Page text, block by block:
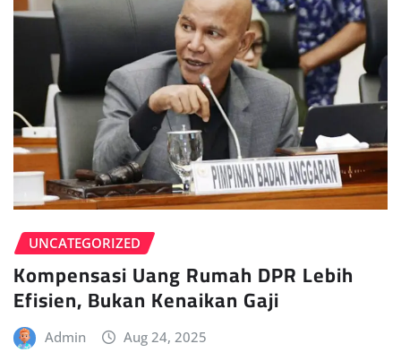
UNCATEGORIZED
Kompensasi Uang Rumah DPR Lebih
Efisien, Bukan Kenaikan Gaji
Admin Aug 24, 2025